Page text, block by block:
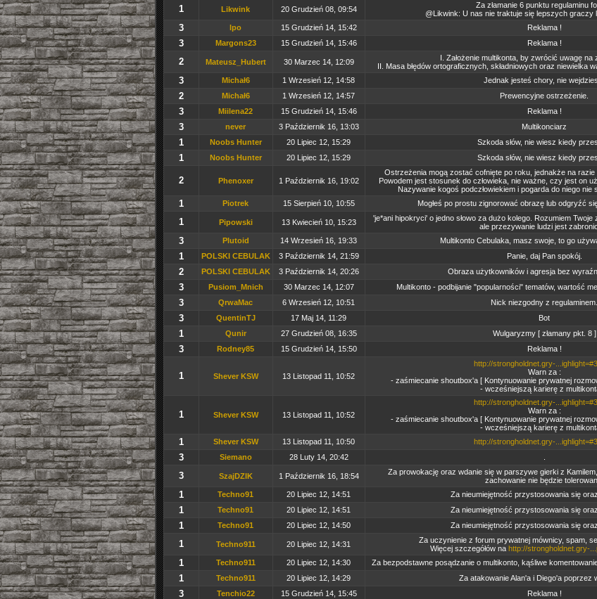
1 Likwink 20 Grudzień 08, 09:54
Za złamanie 6 punktu regulaminu
@Likwink: U nas nie traktuje się lepszych graczy
3 lpo 15 Grudzień 14, 15:42 Reklama !
3 Margons23 15 Grudzień 14, 15:46 Reklama !
2 Mateusz_Hubert 30 Marzec 14, 12:09
I. Założenie multikonta, by zwrócić uwagę na
II. Masa błędów ortograficznych, składniowych oraz niewielka
3 Michał6 1 Wrzesień 12, 14:58 Jednak jesteś chory, nie
2 Michał6 1 Wrzesień 12, 14:57 Prewencyjne ostrzeżenie.
3 Miilena22 15 Grudzień 14, 15:46 Reklama !
3 never 3 Październik 16, 13:03 Multikonciarz
1 Noobs Hunter 20 Lipiec 12, 15:29 Szkoda słów, nie wiesz kiedy
1 Noobs Hunter 20 Lipiec 12, 15:29 Szkoda słów, nie wiesz kiedy
2 Phenoxer 1 Październik 16, 19:02
Ostrzeżenia mogą zostać cofnięte po roku, jednakże na razie
Powodem jest stosunek do człowieka, nie ważne, czy jest on
Nazywanie kogoś podczłowiekiem i pogarda do niego nie
1 Piotrek 15 Sierpień 10, 10:55 Mogłeś po prostu zignorować obrazę lub odgryźć
1 Pipowski 13 Kwiecień 10, 15:23
'je*ani hipokryci' o jedno słowo za dużo kolego. Rozumiem Twoje
ale przezywanie ludzi jest
3 Plutoid 14 Wrzesień 16, 19:33 Multikonto Cebulaka, masz swoje, to go
1 POLSKI CEBULAK 3 Październik 14, 21:59 Panie, daj Pan spokój.
2 POLSKI CEBULAK 3 Październik 14, 20:26 Obraza użytkowników i agresja bez
3 Pusiom_Mnich 30 Marzec 14, 12:07 Multikonto - podbijanie "popularności" tematów, wartość
3 QrwaMac 6 Wrzesień 12, 10:51 Nick niezgodny z regulaminem.
3 QuentinTJ 17 Maj 14, 11:29 Bot
1 Qunir 27 Grudzień 08, 16:35 Wulgaryzmy [ złamany pkt. 8 ]
3 Rodney85 15 Grudzień 14, 15:50 Reklama !
1 Shever KSW 13 Listopad 11, 10:52
http://strongholdnet.gry-
Warn za :
- zaśmiecanie shoutbox'a [ Kontynuowanie prywatnej
- wcześniejszą karierę z
1 Shever KSW 13 Listopad 11, 10:52
http://strongholdnet.gry-
Warn za :
- zaśmiecanie shoutbox'a [ Kontynuowanie prywatnej
- wcześniejszą karierę z
1 Shever KSW 13 Listopad 11, 10:50 http://strongholdnet.gry-
3 Siemano 28 Luty 14, 20:42
3 SzajDZIK 1 Październik 16, 18:54
Za prowokację oraz wdanie się w parszywe gierki z
zachowanie nie będzie
1 Techno91 20 Lipiec 12, 14:51 Za nieumiejętność przystosowania się
1 Techno91 20 Lipiec 12, 14:51 Za nieumiejętność przystosowania się
1 Techno91 20 Lipiec 12, 14:50 Za nieumiejętność przystosowania się
1 Techno911 20 Lipiec 12, 14:31
Za uczynienie z forum prywatnej mównicy, spam,
Więcej szczegółów na http://strongholdnet.gry-
1 Techno911 20 Lipiec 12, 14:30 Za bezpodstawne posądzanie o multikonto, kąśliwe
1 Techno911 20 Lipiec 12, 14:29 Za atakowanie Alan'a i Diego'a poprzez
3 Tenchio22 15 Grudzień 14, 15:45 Reklama !